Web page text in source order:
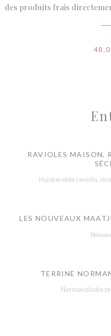
des produits frais
RAVIOLES MAISON,
Huisbereide raviolis,
LES NOUVEAUX
TERRINE
Normandische